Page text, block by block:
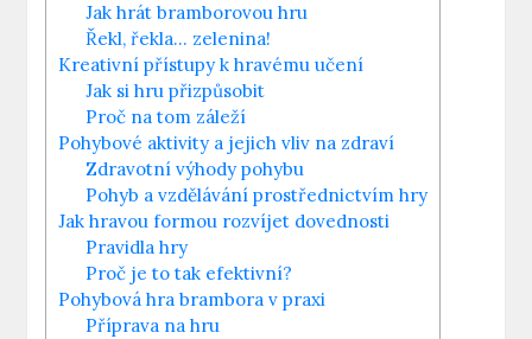
Jak hrát bramborovou hru
Řekl, řekla… zelenina!
Kreativní přístupy k hravému učení
Jak si hru přizpůsobit
Proč na tom záleží
Pohybové aktivity a jejich vliv na zdraví
Zdravotní výhody pohybu
Pohyb a vzdělávání prostřednictvím hry
Jak hravou formou rozvíjet dovednosti
Pravidla hry
Proč je to tak efektivní?
Pohybová hra brambora v praxi
Příprava na hru